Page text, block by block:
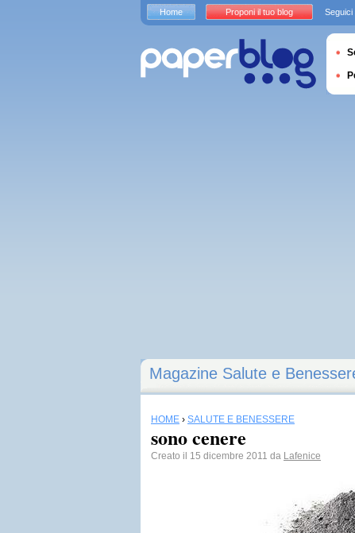
Magazine Salute e
HOME › SALUTE E BENESSERE
sono cenere
Creato il 15 dicembre 2011 da Lafenice
Home Proponi il tuo blog Seguici